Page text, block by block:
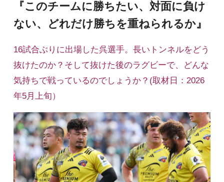
『このチームに勝ちたい、対面に負け
ない、どれだけ勝ちを重ねられるか』
16試合ぶりに出場した呉選手。長いトンネルをどう
抜けたのか？そして抜けた後のラグビーで、どんな
気持ちで戦っているのでしょうか？(取材日：2026
年5月上旬）